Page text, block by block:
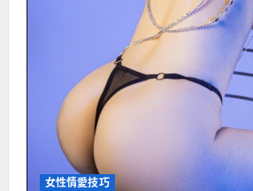
女性情愛技巧